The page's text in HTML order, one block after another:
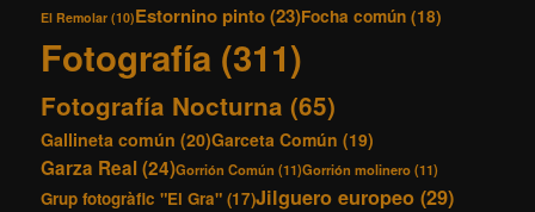
El Remolar (10)Estornino pinto(23)Focha común (18)
Fotografía (311)
Fotografía Nocturna (65)
Gallineta común (20)Garceta Común (19)
Garza Real(24)Gorrión Común (11)Gorrión molinero(11)
Grup fotogràfic "El Gra" (17)Jilguero europeo (29)